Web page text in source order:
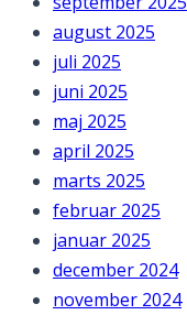
august 2025
juli 2025
juni 2025
maj 2025
april 2025
marts 2025
februar 2025
januar 2025
december 2024
november 2024